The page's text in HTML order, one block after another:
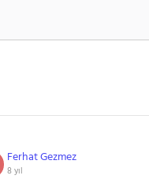
Ferhat Gezmez
8 yıl